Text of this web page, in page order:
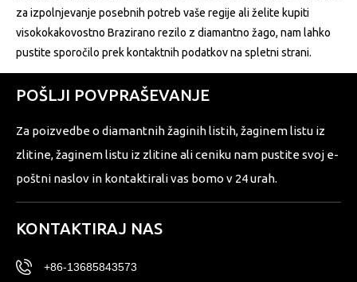
za izpolnjevanje posebnih potreb vaše regije ali želite kupiti
visokokakovostno Brazirano rezilo z diamantno žago, nam lahko
pustite sporočilo prek kontaktnih podatkov na spletni strani.
POŠLJI POVPRAŠEVANJE
Za poizvedbe o diamantnih žaginih listih, žaginem listu iz
zlitine, žaginem listu iz zlitine ali ceniku nam pustite svoj e-
poštni naslov in kontaktirali vas bomo v 24 urah.
KONTAKTIRAJ NAS
+86-13685843573